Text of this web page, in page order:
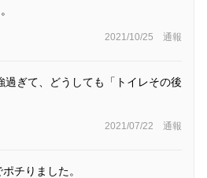
2021/10/25 通報
過ぎて、どうしても「トイレその後
2021/07/22 通報
チりました。